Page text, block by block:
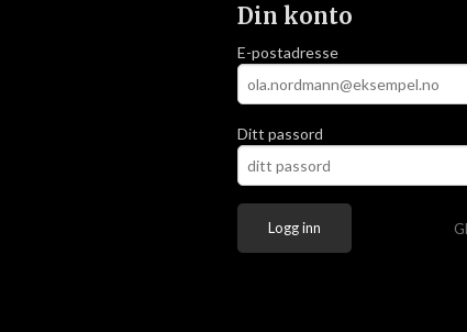
Din konto
E-postadresse
Ditt passord